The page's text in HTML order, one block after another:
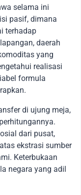
selama ini
pasif, dimana
terhadap
daerah
yang
realisasi
formula
di ujung meja,
dari pusat,
ekstrasi sumber
Keterbukaan
negara yang adil